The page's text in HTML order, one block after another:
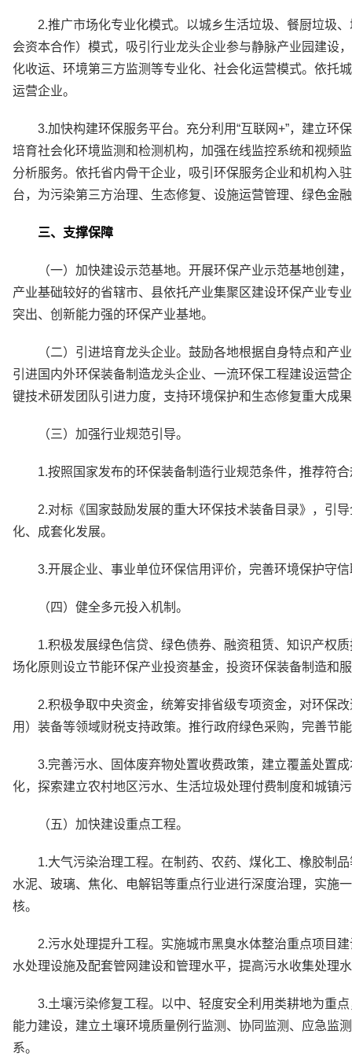
2.推广市场化专业化模式。以城乡生活垃圾、餐厨垃圾
会资本合作）模式，吸引行业龙头企业参与静脉产业园建设
化收运、环境第三方监测等专业化、社会化运营模式。依托
运营企业。
3.加快构建环保服务平台。充分利用“互联网+”，建立
培育社会化环境监测和检测机构，加强在线监控系统和视频
分析服务。依托省内骨干企业，吸引环保服务企业和机构入
台，为污染第三方治理、生态修复、设施运营管理、绿色金
三、支撑保障
（一）加快建设示范基地。开展环保产业示范基地创
产业基础较好的省辖市、县依托产业集聚区建设环保产业专
突出、创新能力强的环保产业基地。
（二）引进培育龙头企业。鼓励各地根据自身特点和
引进国内外环保装备制造龙头企业、一流环保工程建设运营
键技术研发团队引进力度，支持环境保护和生态修复重大成
（三）加强行业规范引导。
1.按照国家发布的环保装备制造行业规范条件，推荐符
2.对标《国家鼓励发展的重大环保技术装备目录》，引
化、成套化发展。
3.开展企业、事业单位环保信用评价，完善环境保护守
（四）健全多元投入机制。
1.积极发展绿色信贷、绿色债券、融资租赁、知识产权
场化原则设立节能环保产业投资基金，投资环保装备制造和
2.积极争取中央资金，统筹安排省级专项资金，对环保
用）装备等领域财税支持政策。推行政府绿色采购，完善节
3.完善污水、固体废弃物处置收费政策，建立覆盖处置
化，探索建立农村地区污水、生活垃圾处理付费制度和城镇
（五）加快建设重点工程。
1.大气污染治理工程。在制药、农药、煤化工、橡胶制
水泥、玻璃、焦化、电解铝等重点行业进行深度治理，实施
核。
2.污水处理提升工程。实施城市黑臭水体整治重点项目
水处理设施及配套管网建设和管理水平，提高污水收集处理
3.土壤污染修复工程。以中、轻度安全利用类耕地为重
能力建设，建立土壤环境质量例行监测、协同监测、应急监
系。